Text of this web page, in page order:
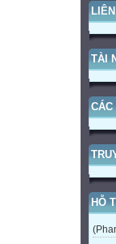
TÀI
CÁC
HỖ